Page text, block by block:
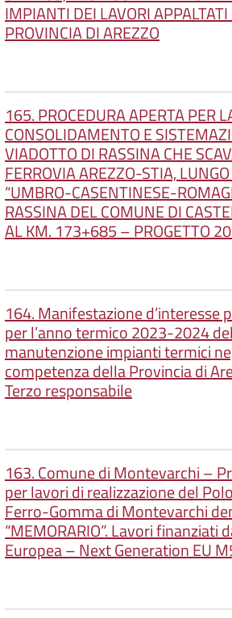
IMPIANTI DEI LAVORI
PROVINCIA DI AREZZO
165. PROCEDURA APERTA PER
CONSOLIDAMENTO E
VIADOTTO DI RASSINA CHE
FERROVIA AREZZO-STIA,
“UMBRO-CASENTINESE-
RASSINA DEL COMUNE DI
AL KM. 173+685 – PROGETTO
164. Manifestazione d’interesse
per l’anno termico 2023-2024
manutenzione impianti termici
competenza della Provincia di
Terzo responsabile
163. Comune di Montevarchi –
per lavori di realizzazione del
Ferro-Gomma di Montevarchi
“MEMORARIO”. Lavori finanziati
Europea – Next Generation EU